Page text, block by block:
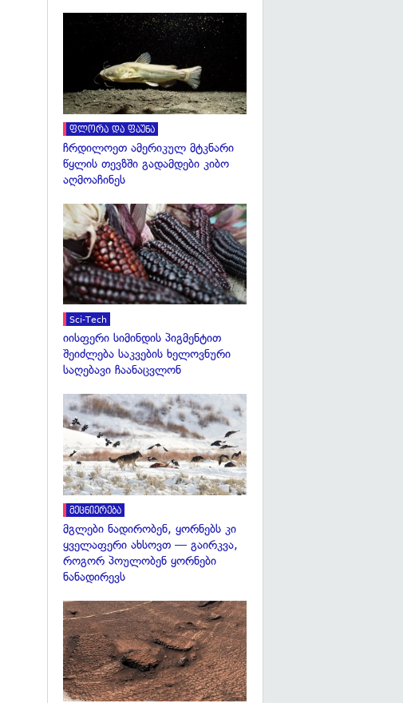
ფლორა და ფაუნა
ჩრდილოეთ ამერიკულ მტკნარი
წყლის თევზში გადამდები კიბო
აღმოაჩინეს
Sci-Tech
იისფერი სიმინდის პიგმენტით
შეიძლება საკვების ხელოვნური
საღებავი ჩაანაცვლონ
მეცნიერება
მგლები ნადირობენ, ყორნებს კი
ყველაფერი ახსოვთ — გაირკვა,
როგორ პოულობენ ყორნები
ნანადირევს